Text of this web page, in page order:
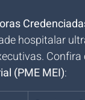
hospitalar
(PME MEI):